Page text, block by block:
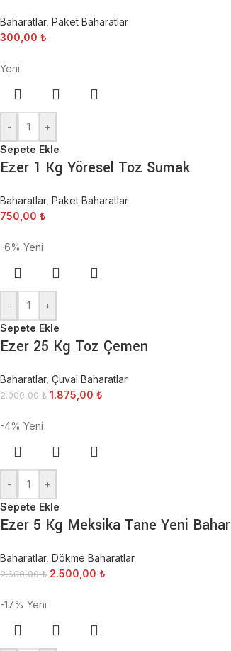
Baharatlar, Paket Baharatlar
300,00 ₺
Yeni
-
+
Sepete Ekle
Ezer 1 Kg Yöresel Toz Sumak
Baharatlar, Paket Baharatlar
750,00 ₺
-6% Yeni
-
+
Sepete Ekle
Ezer 25 Kg Toz Çemen
Baharatlar, Çuval Baharatlar
2.000,00₺ 1.875,00 ₺
-4% Yeni
-
+
Sepete Ekle
Ezer 5 Kg Meksika Tane Yeni Bahar
Baharatlar, Dökme Baharatlar
2.600,00₺ 2.500,00 ₺
-17% Yeni